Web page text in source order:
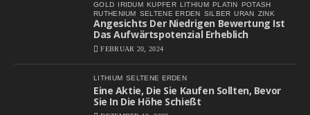
GOLD IRIDUM KUPFER LITHIUM PLATIN
POTASH
RUTHENIUM
SELTENE ERDEN SILBER URAN ZINK
Angesichts Der Niedrigen Bewertung Ist
Das Aufwärtspotenzial Erheblich
FEBRUAR 20, 2024
LITHIUM SELTENE ERDEN
Eine Aktie, Die Sie Kaufen Sollten, Bevor
Sie In Die Höhe Schießt